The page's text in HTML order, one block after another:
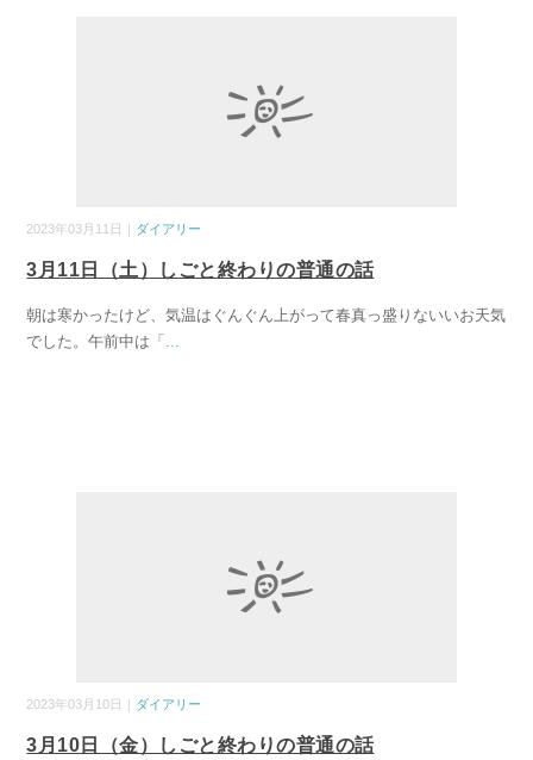
2023年03月11日｜ ダイアリー
3月11日（土）しごと終わりの普通の話
朝は寒かったけど、気温はぐんぐん上がって春真っ盛りないいお天気
でした。午前中は「 ...
2023年03月10日｜ ダイアリー
3月10日（金）しごと終わりの普通の話